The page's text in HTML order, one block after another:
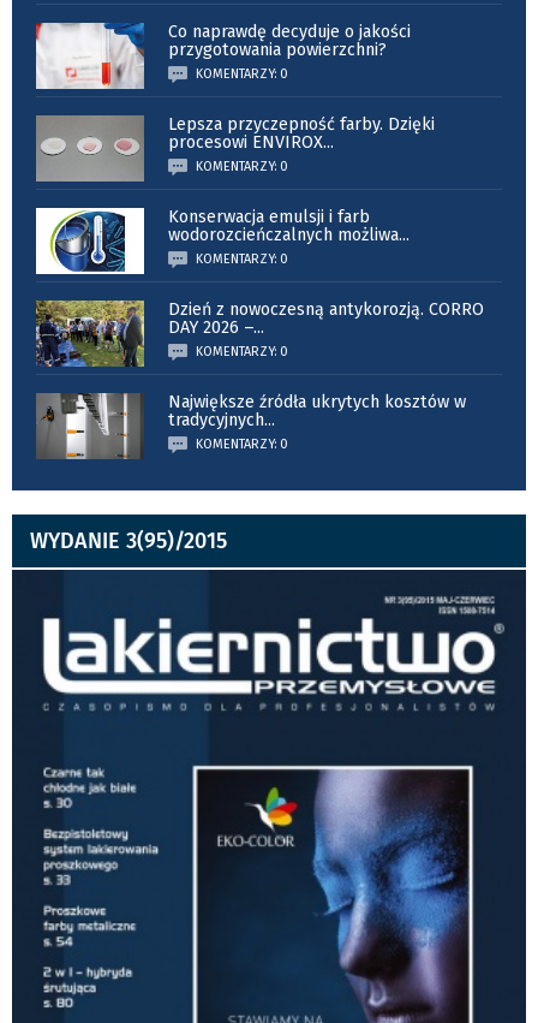
Co naprawdę decyduje o jakości
przygotowania powierzchni?
KOMENTARZY: 0
Lepsza przyczepność farby. Dzięki
procesowi ENVIROX...
KOMENTARZY: 0
Konserwacja emulsji i farb
wodorozcieńczalnych możliwa...
KOMENTARZY: 0
Dzień z nowoczesną antykorozją. CORRO
DAY 2026 –...
KOMENTARZY: 0
Największe źródła ukrytych kosztów w
tradycyjnych...
KOMENTARZY: 0
WYDANIE 3(95)/2015